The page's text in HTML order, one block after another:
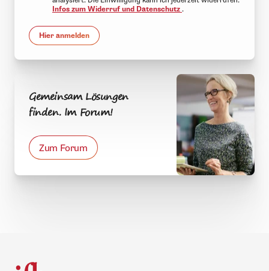
Infos zum Widerruf und Datenschutz .
Hier anmelden
Gemeinsam Lösungen
finden. Im Forum!
Zum Forum